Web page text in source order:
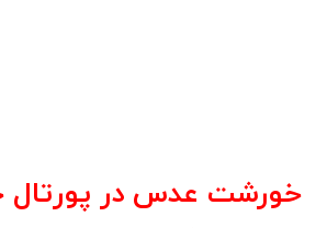
خورشت عدس در پورتال